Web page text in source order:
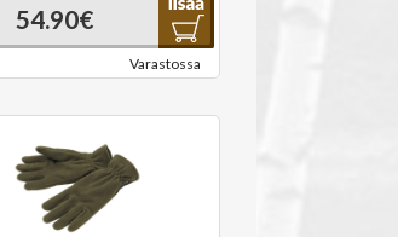
54.90€
Varastossa